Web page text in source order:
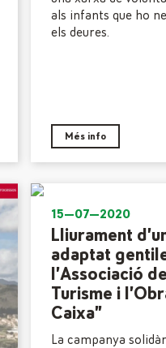
als infants que ho
els deures.
Més info
15—07—2020
Lliurament
adaptat
l’Associació
Turisme i
Caixa”
La campanya